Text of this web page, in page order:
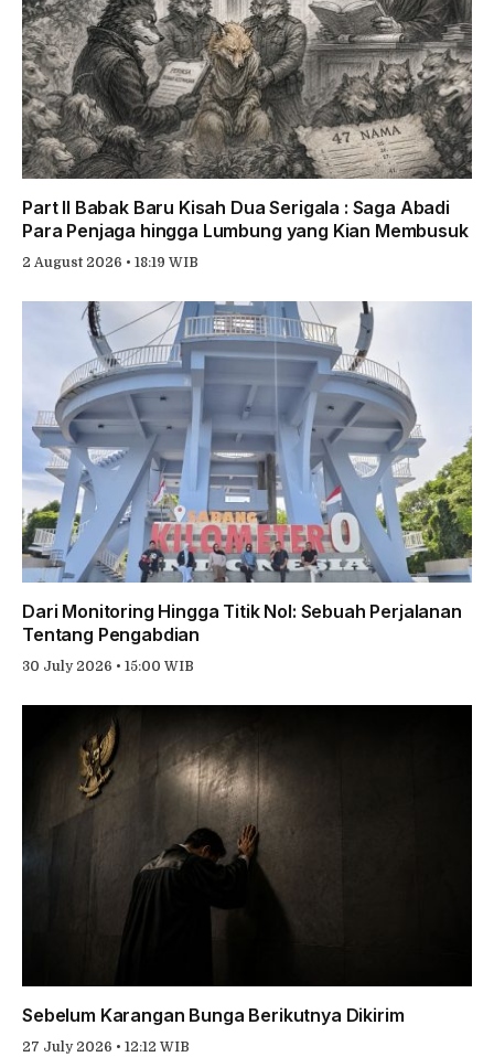
Part II Babak Baru Kisah Dua Serigala : Saga Abadi
Para Penjaga hingga Lumbung yang Kian Membusuk
2 August 2026 • 18:19 WIB
Dari Monitoring Hingga Titik Nol: Sebuah Perjalanan
Tentang Pengabdian
30 July 2026 • 15:00 WIB
Sebelum Karangan Bunga Berikutnya Dikirim
27 July 2026 • 12:12 WIB